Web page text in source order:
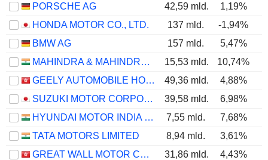
PORSCHE AG
42,59 mld. 1,19%
HONDA MOTOR CO., LTD.
137 mld.
-1,94%
BMW AG
157 mld. 5,47%
MAHINDRA & MAHINDRA LIMITED
15,53 mld. 10,74%
GEELY AUTOMOBILE HOLDINGS LIMITED
49,36 mld. 4,88%
SUZUKI MOTOR CORPORATION
39,58 mld.
6,98%
HYUNDAI MOTOR INDIA LIMITED
7,55 mld. 7,68%
TATA MOTORS LIMITED
8,94 mld. 3,61%
GREAT WALL MOTOR COMPANY LIMITED
31,86 mld. 4,43%